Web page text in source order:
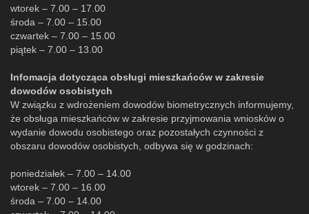
wtorek – 7.00 – 17.00
środa – 7.00 – 15.00
czwartek – 7.00 – 15.00
piątek – 7.00 – 13.00
Infomacja dotycząca obsługi mieszkańców w zakresie
dowodów osobistych
W związku z wdrożeniem dowodów biometrycznych informujemy,
że obsługa mieszkańców w zakresie przyjmowania wniosków o
wydanie dowodu osobistego oraz pozostałych czynności z
obszaru dowodów osobistych, odbywa się w godzinach:
poniedziałek – 7.00 – 14.00
wtorek – 7.00 – 16.00
środa – 7.00 – 14.00